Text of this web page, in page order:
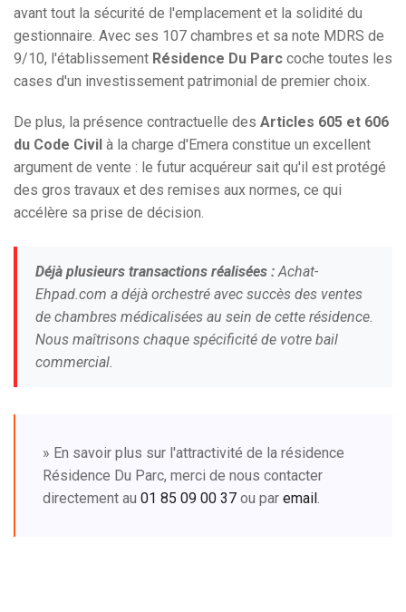
avant tout la sécurité de l'emplacement et la solidité du
gestionnaire. Avec ses 107 chambres et sa note MDRS de
9/10, l'établissement Résidence Du Parc coche toutes les
cases d'un investissement patrimonial de premier choix.
De plus, la présence contractuelle des Articles 605 et 606
du Code Civil à la charge d'Emera constitue un excellent
argument de vente : le futur acquéreur sait qu'il est protégé
des gros travaux et des remises aux normes, ce qui
accélère sa prise de décision.
Déjà plusieurs transactions réalisées : Achat-
Ehpad.com a déjà orchestré avec succès des ventes
de chambres médicalisées au sein de cette résidence.
Nous maîtrisons chaque spécificité de votre bail
commercial.
» En savoir plus sur l'attractivité de la résidence
Résidence Du Parc, merci de nous contacter
directement au 01 85 09 00 37 ou par email